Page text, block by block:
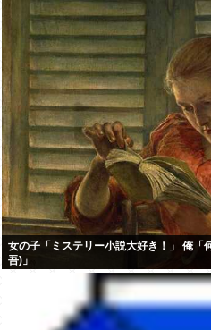
女の子「ミステリー小説大好き！」 俺「
吾)」